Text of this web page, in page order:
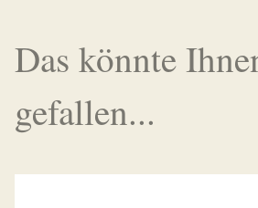
Das könnte
gefallen...